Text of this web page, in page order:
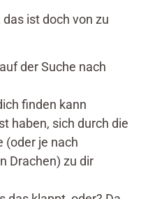
ist doch von zu
der Suche nach
finden kann
haben, sich durch die
(oder je nach
Drachen) zu dir